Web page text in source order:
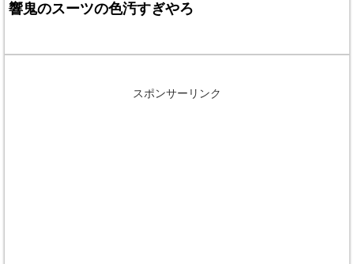
響鬼のスーツの色汚すぎやろ
スポンサーリンク